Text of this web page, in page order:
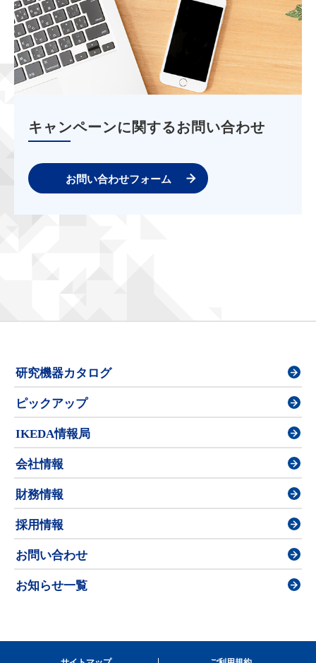
キャンペーンに関するお問い合わせ
お問い合わせフォーム
研究機器カタログ
ピックアップ
IKEDA情報局
会社情報
財務情報
採用情報
お問い合わせ
お知らせ一覧